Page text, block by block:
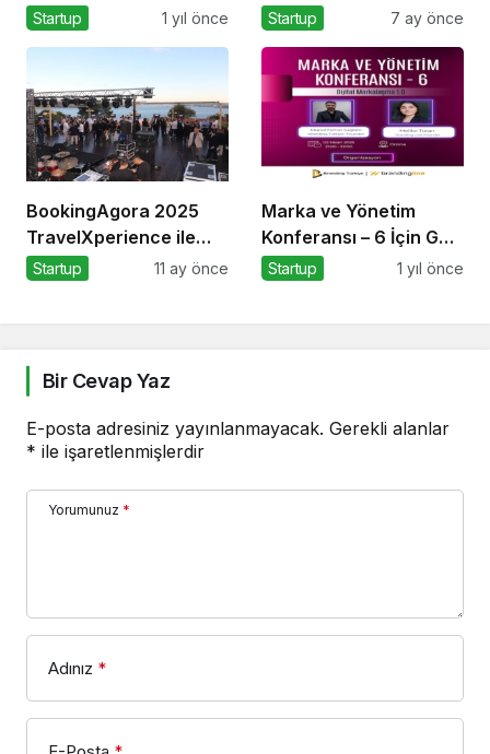
Üniversitesi’nde!
Startup 1 yıl önce
Marka Hikayesi
Startup 7 ay önce
BookingAgora 2025
TravelXperience ile
seyahat sektörü Six
Startup 11 ay önce
Marka ve Yönetim
Konferansı – 6 İçin Geri
Sayım!
Startup 1 yıl önce
Bir Cevap Yaz
E-posta adresiniz yayınlanmayacak. Gerekli alanlar
* ile işaretlenmişlerdir
Yorumunuz *
Adınız *